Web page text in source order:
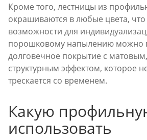
Кроме того, лестницы из
окрашиваются в любые цвета,
возможности для
порошковому напылению можно
долговечное покрытие с
структурным эффектом, которое
трескается со временем.
Какую
использовать